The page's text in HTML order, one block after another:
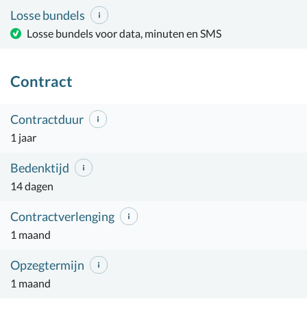
Losse bundels
Losse bundels voor data, minuten en SMS
Contract
Contractduur
1 jaar
Bedenktijd
14 dagen
Contractverlenging
1 maand
Opzegtermijn
1 maand